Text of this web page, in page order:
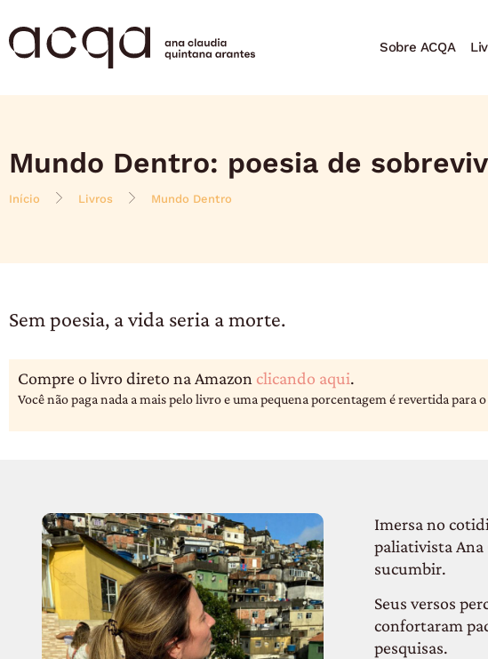
Sobre ACQA
Mundo Dentro: poesia de
Início Livros Mundo Dentro
Sem poesia, a vida seria a morte.
Compre o livro direto na Amazon clicando aqui.
Você não paga nada a mais pelo livro e uma pequena porcentagem é revertida para o
Imersa no
paliativista Ana
sucumbir.
Seus versos
confortaram
pesquisas.